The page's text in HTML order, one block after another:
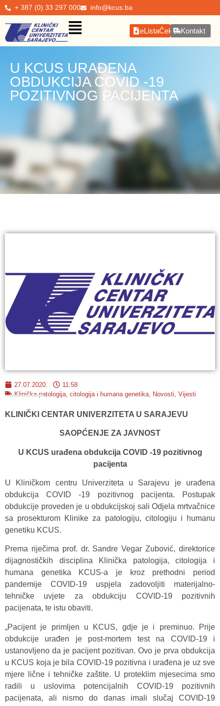
+ 387 (0) 33 297 000 info@kcus.ba
eListaČekanjaKontakt
U KCUS URAĐENA
OBDUKCIJA COVID -19
POZITIVNOG PACIJENTA
27.07.2020.
11:58
Klinička patologija, citologija i humana genetika
Novosti Vijesti
KLINIČKI CENTAR UNIVERZITETA U SARAJEVU
SAOPĆENJE ZA JAVNOST
U KCUS urađena obdukcija COVID -19 pozitivnog
pacijenta
U Kliničkom centru Univerziteta u Sarajevu je urađena
obdukcija COVID -19 pozitivnog pacijenta. Postupak
obdukcije proveden je u obdukcijskoj sali Odjela mrtvačnice
sa prosekturom Klinike za patologiju, citologiju i humanu
genetiku KCUS.
Prema riječima prof. dr. Sandre Vegar Zubović, direktorice
dijagnostičkih disciplina Klinička patologija, citologija i
humana genetika KCUS-a je kroz prethodni period
pandemije COVID-19 uspjela zadovoljiti materijalno-
tehničke uvjete za obdukciju COVID-19 pozitivnih
pacijenata, te istu obaviti.
„Pacijent je primljen u KCUS, gdje je i preminuo. Prije
obdukcije urađen je post-mortem test na COVID-19 i
ustanovljeno da je pacijent pozitivan. Ovo je prva obdukcija
u KCUS koja je bila COVID-19 pozitivna i urađena je uz sve
mjere lične i tehničke zaštite. U proteklim mjesecima smo
radili u uslovima potencijalnih COVID-19 pozitivnih
pacijenata, ali nismo do danas imali slučaj COVID-19